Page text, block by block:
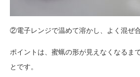
②電子レンジで温めて溶かし、よく混ぜ合
ポイントは、蜜蝋の形が見えなくなるま
とです。